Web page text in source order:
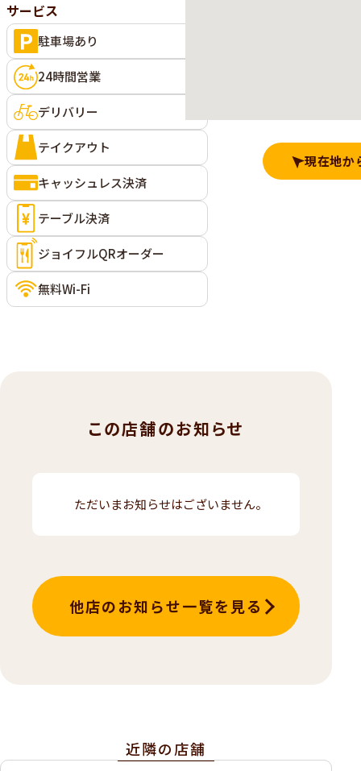
サービス
駐車場あり
24時間営業
デリバリー
テイクアウト
キャッシュレス決済
テーブル決済
ジョイフルQRオーダー
無料Wi-Fi
現在地か
この店舗のお知らせ
ただいまお知らせはございません。
他店のお知らせ一覧を見る
近隣の店舗